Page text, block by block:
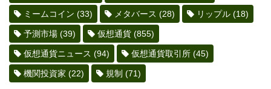
ミームコイン (33) メタバース (28) リップル (18)
予測市場 (39) 仮想通貨 (855)
仮想通貨ニュース (94) 仮想通貨取引所 (45)
機関投資家 (22) 規制 (71)